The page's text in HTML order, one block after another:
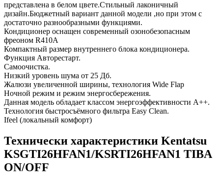
представлена в белом цвете.Стильный лаконичный
дизайн.Бюджетный вариант данной модели ,но при этом с
достаточно разнообразными функциями.
Кондиционер оснащен современный озонобезопасным
фреоном R410A
Компактный размер внутреннего блока кондиционера.
Функция Авторестарт.
Самоочистка.
Низкий уровень шума от 25 Дб.
Жалюзи увеличенной ширины, технология Wide Flap
Ночной режим и режим энергосбережения.
Данная модель обладает классом энергоэффективности А++.
Технология быстросъёмного фильтра Easy Clean.
Ifeel (локальный комфорт)
Технически характеристики Kentatsu
KSGTI26HFAN1/KSRTI26HFAN1 TIBA
ON/OFF